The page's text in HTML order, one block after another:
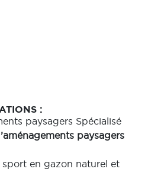
:
paysagers Spécialisé
paysagers
sport en gazon naturel et